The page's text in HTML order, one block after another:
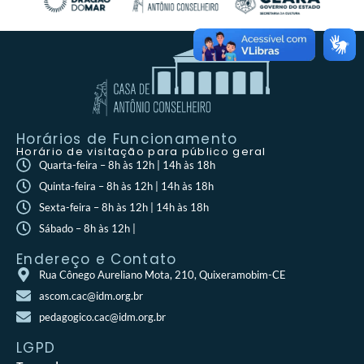
Horários de Funcionamento
Horário de visitação para público geral
Quarta-feira – 8h às 12h | 14h às 18h
Quinta-feira – 8h às 12h | 14h às 18h
Sexta-feira – 8h às 12h | 14h às 18h
Sábado – 8h às 12h |
Endereço e Contato
Rua Cônego Aureliano Mota, 210, Quixeramobim-CE
ascom.cac@idm.org.br
pedagogico.cac@idm.org.br
LGPD